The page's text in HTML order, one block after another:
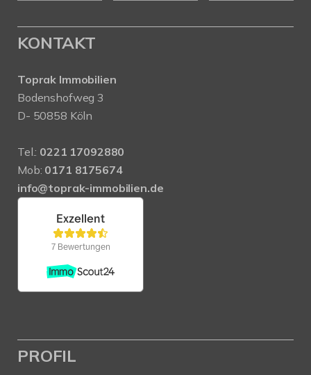
KONTAKT
Toprak Immobilien
Bodenshofweg 3
D- 50858 Köln
Tel.: 0221 17092880
Mob: 0171 8175674
info@toprak-immobilien.de
PROFIL